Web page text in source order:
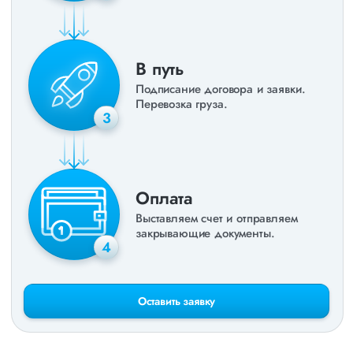
3
В путь
Подписание договора и заявки.
Перевозка груза.
4
Оплата
Выставляем счет и отправляем
закрывающие документы.
Оставить заявку